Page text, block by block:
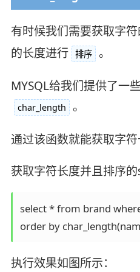
有时候我们需要获取字符
的长度进行 排序 。
MYSQL给我们提供了一
char_length 。
通过该函数就能获取字符
获取字符长度并且排序的
select * from brand
order by
执行效果如图所示：